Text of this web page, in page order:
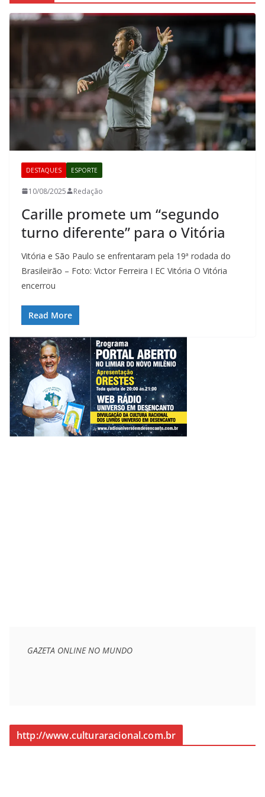
DESTAQUES ESPORTE
10/08/2025 Redação
Carille promete um “segundo
turno diferente” para o Vitória
Vitória e São Paulo se enfrentaram pela 19ª rodada do
Brasileirão – Foto: Victor Ferreira I EC Vitória O Vitória
encerrou
Read More
GAZETA ONLINE NO MUNDO
http://www.culturaracional.com.br